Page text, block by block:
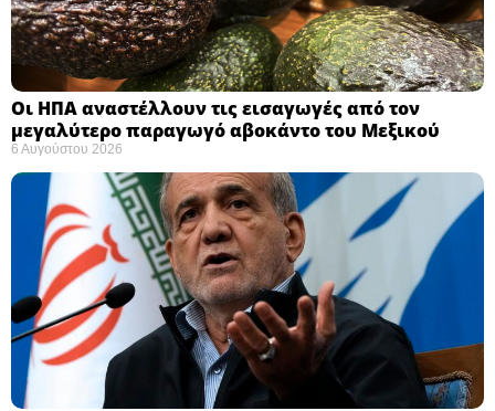
Οι ΗΠΑ αναστέλλουν τις εισαγωγές από τον
μεγαλύτερο παραγωγό αβοκάντο του Μεξικού ​
6 Αυγούστου 2026